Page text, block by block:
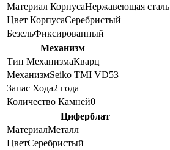
Материал КорпусаНержавеющая сталь
Цвет КорпусаСеребристый
БезельФиксированный
Механизм
Тип МеханизмаКварц
МеханизмSeiko TMI VD53
Запас Хода2 года
Количество Камней0
Циферблат
МатериалМеталл
ЦветСеребристый